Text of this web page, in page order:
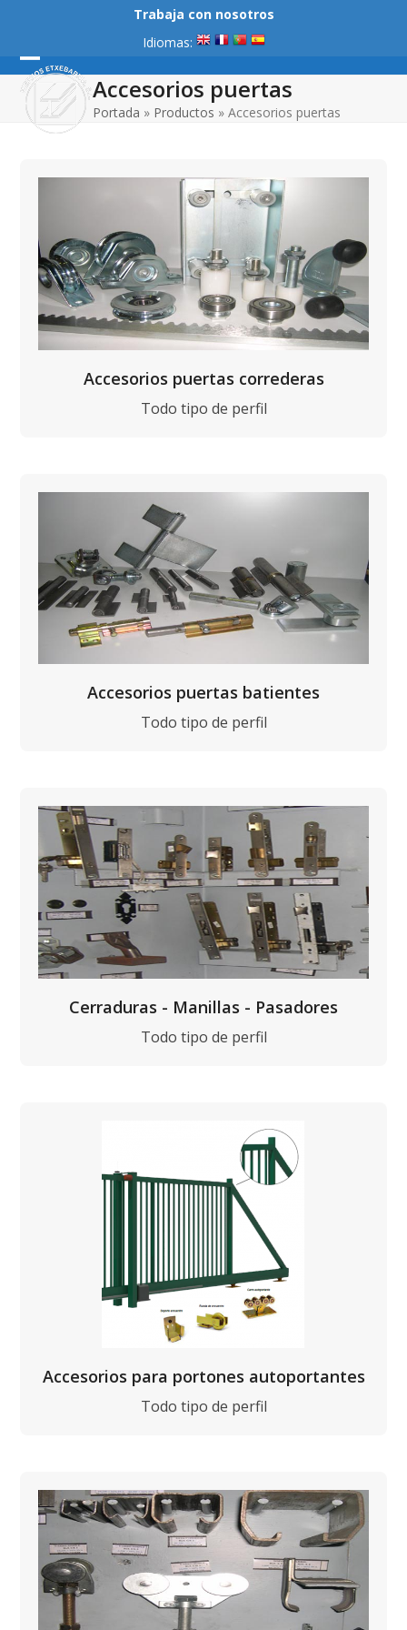
content
Trabaja con nosotros
Idiomas:
Open
mobile
menu
Close
mobile
menu
Accesorios puertas
Portada » Productos »Accesorios puertas
Accesorios puertas correderas
Todo tipo de perfil
Accesorios puertas batientes
Todo tipo de perfil
Cerraduras - Manillas - Pasadores
Todo tipo de perfil
Accesorios para portones autoportantes
Todo tipo de perfil